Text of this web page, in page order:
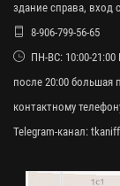
здание справа, вход
8-906-799-56-65
ПН-ВС: 10:00-
после 20:00 большая
контактному
Telegram-канал: